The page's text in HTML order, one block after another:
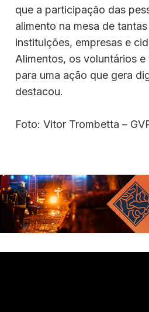
que a participação das
alimento na mesa de
instituições, empresas e
Alimentos, os voluntários
para uma ação que gera
destacou.
Foto: Vitor Trombetta –